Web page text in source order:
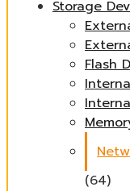
Storage
Flash
(64)